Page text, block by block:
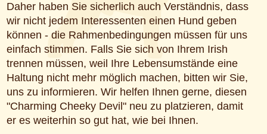
Daher haben Sie sicherlich auch Verständnis, dass
wir nicht jedem Interessenten einen Hund geben
können - die Rahmenbedingungen müssen für uns
einfach stimmen. Falls Sie sich von Ihrem Irish
trennen müssen, weil Ihre Lebensumstände eine
Haltung nicht mehr möglich machen, bitten wir Sie,
uns zu informieren. Wir helfen Ihnen gerne, diesen
"Charming Cheeky Devil" neu zu platzieren, damit
er es weiterhin so gut hat, wie bei Ihnen.